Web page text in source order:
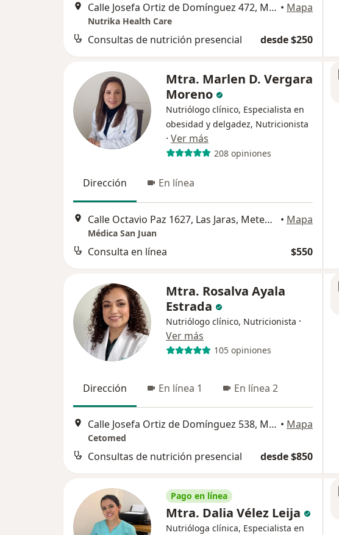
Calle Josefa Ortiz de Domínguez 472, Metepec • Mapa
Nutrika Health Care
Consultas de nutrición presencial desde $250
Mtra. Marlen D. Vergara
Moreno
Nutriólogo clínico, Especialista en
obesidad y delgadez, Nutricionista
· Ver más
208 opiniones
Dirección En línea
Calle Octavio Paz 1627, Las Jaras, Metepec • Mapa
Médica San Juan
Consulta en línea $550
Mtra. Rosalva Ayala
Estrada
Nutriólogo clínico, Nutricionista ·
Ver más
105 opiniones
Dirección En línea 1 En línea 2
Calle Josefa Ortiz de Domínguez 538, Metepec • Mapa
Cetomed
Consultas de nutrición presencial desde $850
Pago en línea
Mtra. Dalia Vélez Leija
Nutrióloga clínica, Especialista en